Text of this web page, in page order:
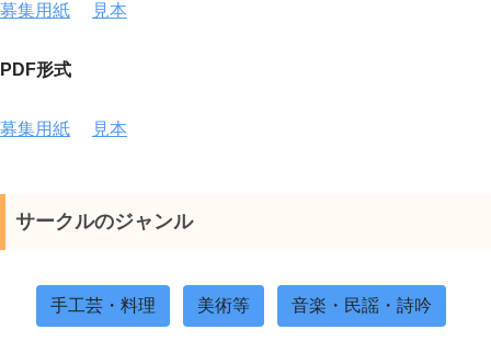
募集用紙 見本
PDF形式
募集用紙 見本
サークルのジャンル
手工芸・料理 美術等 音楽・民謡・詩吟